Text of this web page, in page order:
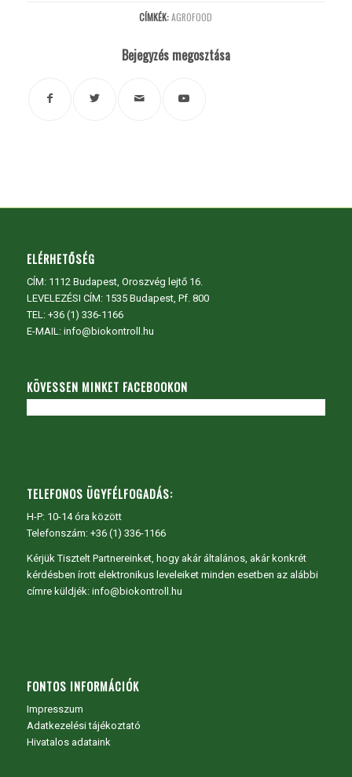
CÍMKÉK: AGROFOOD
Bejegyzés megosztása
ELÉRHETŐSÉG
CÍM: 1112 Budapest, Oroszvég lejtő 16.
LEVELEZÉSI CÍM: 1535 Budapest, Pf. 800
TEL: +36 (1) 336-1166
E-MAIL: info@biokontroll.hu
KÖVESSEN MINKET FACEBOOKON
TELEFONOS ÜGYFÉLFOGADÁS:
H-P: 10-14 óra között
Telefonszám: +36 (1) 336-1166
Kérjük Tisztelt Partnereinket, hogy akár általános, akár konkrét
kérdésben írott elektronikus leveleiket minden esetben az alábbi
címre küldjék: info@biokontroll.hu
FONTOS INFORMÁCIÓK
Impresszum
Adatkezelési tájékoztató
Hivatalos adataink